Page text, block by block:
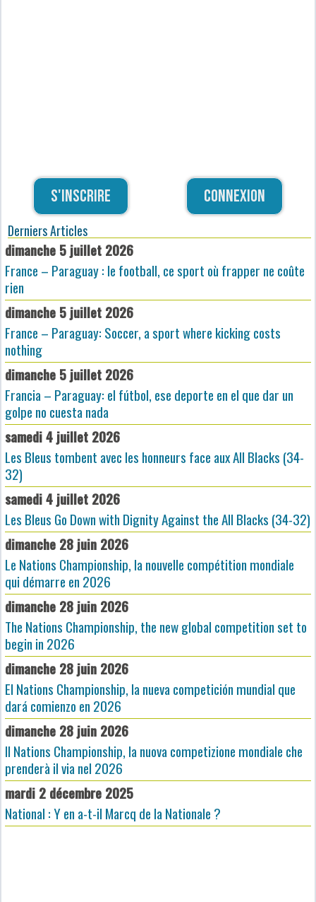
S'inscrire Connexion
Derniers Articles
dimanche 5 juillet 2026
France – Paraguay : le football, ce sport où frapper ne coûte
rien
dimanche 5 juillet 2026
France – Paraguay: Soccer, a sport where kicking costs
nothing
dimanche 5 juillet 2026
Francia – Paraguay: el fútbol, ese deporte en el que dar un
golpe no cuesta nada
samedi 4 juillet 2026
Les Bleus tombent avec les honneurs face aux All Blacks (34-
32)
samedi 4 juillet 2026
Les Bleus Go Down with Dignity Against the All Blacks (34-32)
dimanche 28 juin 2026
Le Nations Championship, la nouvelle compétition mondiale
qui démarre en 2026
dimanche 28 juin 2026
The Nations Championship, the new global competition set to
begin in 2026
dimanche 28 juin 2026
El Nations Championship, la nueva competición mundial que
dará comienzo en 2026
dimanche 28 juin 2026
Il Nations Championship, la nuova competizione mondiale che
prenderà il via nel 2026
mardi 2 décembre 2025
National : Y en a-t-il Marcq de la Nationale ?